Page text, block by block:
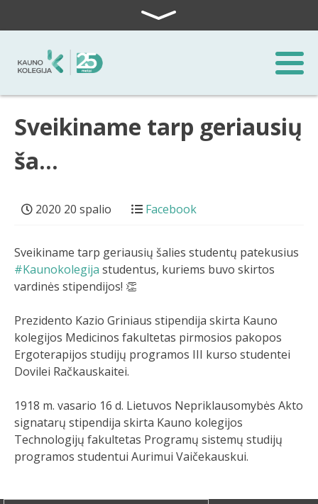
Sveikiname tarp geriausių
ša…
2020 20 spalio Facebook
Sveikiname tarp geriausių šalies studentų patekusius
#Kaunokolegija studentus, kuriems buvo skirtos
vardinės stipendijos! 👏
Prezidento Kazio Griniaus stipendija skirta Kauno
kolegijos Medicinos fakultetas pirmosios pakopos
Ergoterapijos studijų programos III kurso studentei
Dovilei Račkauskaitei.
1918 m. vasario 16 d. Lietuvos Nepriklausomybės Akto
signatarų stipendija skirta Kauno kolegijos
Technologijų fakultetas Programų sistemų studijų
programos studentui Aurimui Vaičekauskui.